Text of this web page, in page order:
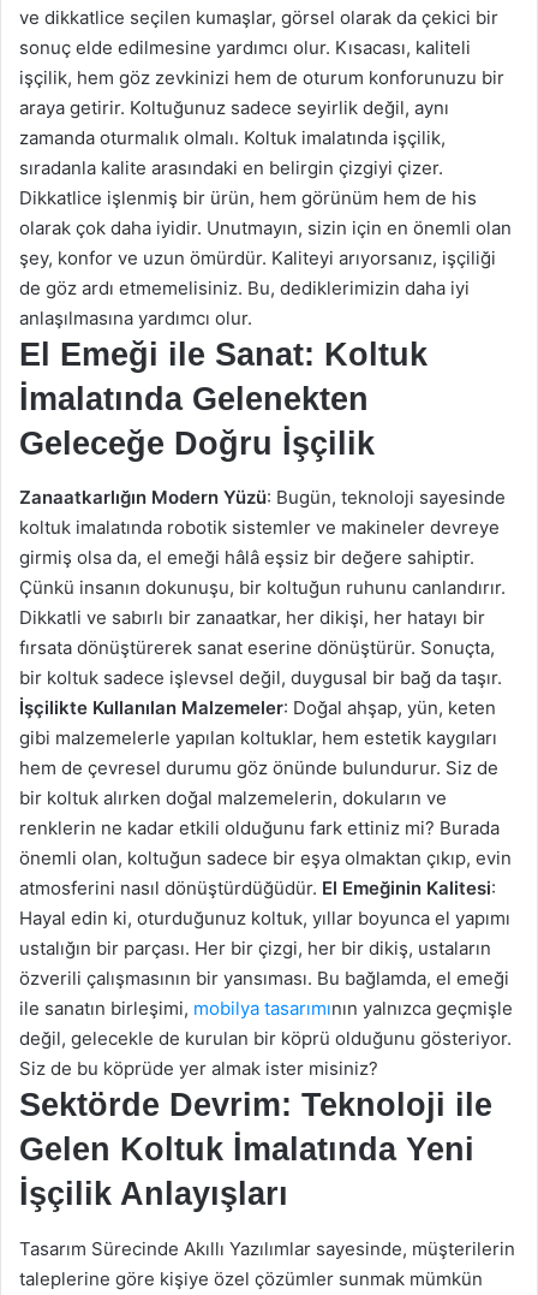
ve dikkatlice seçilen kumaşlar, görsel olarak da çekici bir
sonuç elde edilmesine yardımcı olur. Kısacası, kaliteli
işçilik, hem göz zevkinizi hem de oturum konforunuzu bir
araya getirir. Koltuğunuz sadece seyirlik değil, aynı
zamanda oturmalık olmalı. Koltuk imalatında işçilik,
sıradanla kalite arasındaki en belirgin çizgiyi çizer.
Dikkatlice işlenmiş bir ürün, hem görünüm hem de his
olarak çok daha iyidir. Unutmayın, sizin için en önemli olan
şey, konfor ve uzun ömürdür. Kaliteyi arıyorsanız, işçiliği
de göz ardı etmemelisiniz. Bu, dediklerimizin daha iyi
anlaşılmasına yardımcı olur.
El Emeği ile Sanat: Koltuk
İmalatında Gelenekten
Geleceğe Doğru İşçilik
Zanaatkarlığın Modern Yüzü: Bugün, teknoloji sayesinde
koltuk imalatında robotik sistemler ve makineler devreye
girmiş olsa da, el emeği hâlâ eşsiz bir değere sahiptir.
Çünkü insanın dokunuşu, bir koltuğun ruhunu canlandırır.
Dikkatli ve sabırlı bir zanaatkar, her dikişi, her hatayı bir
fırsata dönüştürerek sanat eserine dönüştürür. Sonuçta,
bir koltuk sadece işlevsel değil, duygusal bir bağ da taşır.
İşçilikte Kullanılan Malzemeler: Doğal ahşap, yün, keten
gibi malzemelerle yapılan koltuklar, hem estetik kaygıları
hem de çevresel durumu göz önünde bulundurur. Siz de
bir koltuk alırken doğal malzemelerin, dokuların ve
renklerin ne kadar etkili olduğunu fark ettiniz mi? Burada
önemli olan, koltuğun sadece bir eşya olmaktan çıkıp, evin
atmosferini nasıl dönüştürdüğüdür. El Emeğinin Kalitesi:
Hayal edin ki, oturduğunuz koltuk, yıllar boyunca el yapımı
ustalığın bir parçası. Her bir çizgi, her bir dikiş, ustaların
özverili çalışmasının bir yansıması. Bu bağlamda, el emeği
ile sanatın birleşimi, mobilya tasarımının yalnızca geçmişle
değil, gelecekle de kurulan bir köprü olduğunu gösteriyor.
Siz de bu köprüde yer almak ister misiniz?
Sektörde Devrim: Teknoloji ile
Gelen Koltuk İmalatında Yeni
İşçilik Anlayışları
Tasarım Sürecinde Akıllı Yazılımlar sayesinde, müşterilerin
taleplerine göre kişiye özel çözümler sunmak mümkün